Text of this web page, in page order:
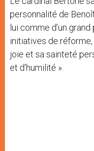
r
personnalité de
lui comme d’un
initiatives de
joie et sa sainteté
et d’humilité ».